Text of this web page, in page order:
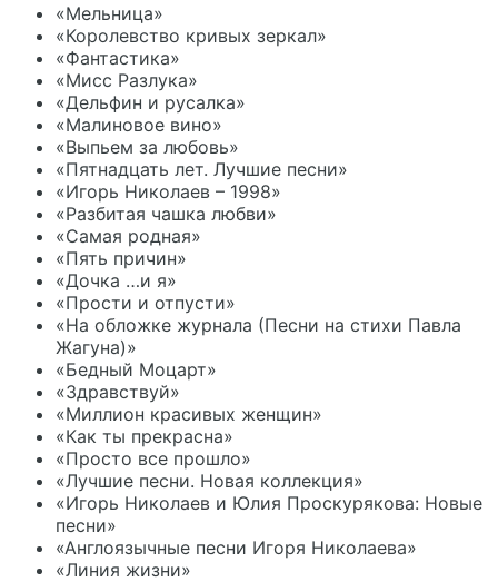
«Мельница»
«Королевство кривых зеркал»
«Фантастика»
«Мисс Разлука»
«Дельфин и русалка»
«Малиновое вино»
«Выпьем за любовь»
«Пятнадцать лет. Лучшие песни»
«Игорь Николаев – 1998»
«Разбитая чашка любви»
«Самая родная»
«Пять причин»
«Дочка …и я»
«Прости и отпусти»
«На обложке журнала (Песни на стихи Павла
Жагуна)»
«Бедный Моцарт»
«Здравствуй»
«Миллион красивых женщин»
«Как ты прекрасна»
«Просто все прошло»
«Лучшие песни. Новая коллекция»
«Игорь Николаев и Юлия Проскурякова: Новые
песни»
«Англоязычные песни Игоря Николаева»
«Линия жизни»